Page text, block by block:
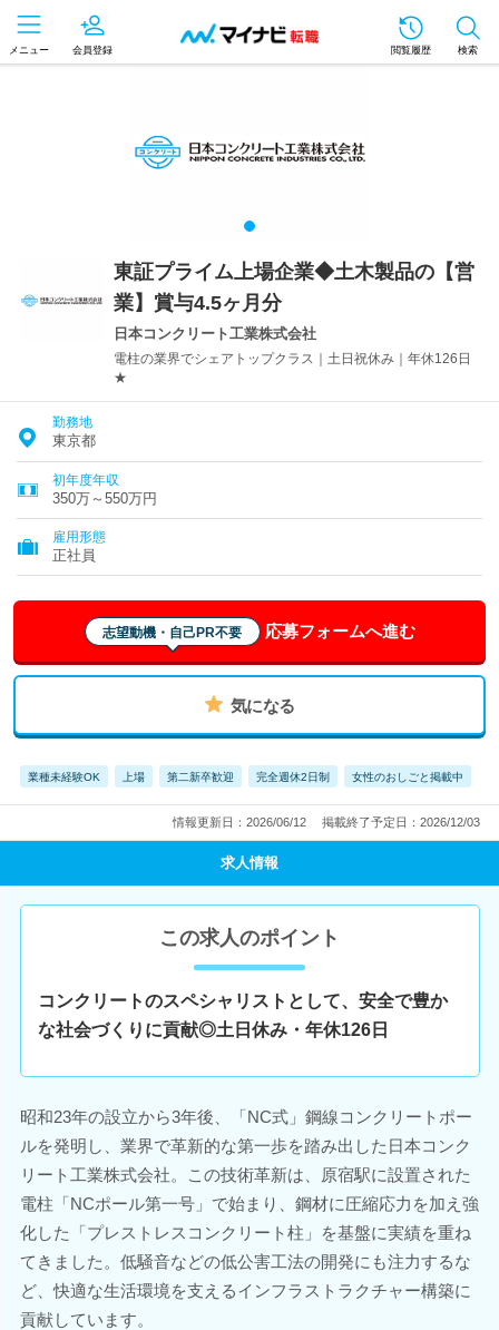
メニュー 会員登録 閲覧履歴 検索
東証プライム上場企業◆土木製品の【営
業】賞与4.5ヶ月分
日本コンクリート工業株式会社
電柱の業界でシェアトップクラス｜土日祝休み｜年休126日
★
勤務地
東京都
初年度年収
350万～550万円
雇用形態
正社員
志望動機・自己PR不要 応募フォームへ進む
気になる
業種未経験OK 上場 第二新卒歓迎 完全週休2日制 女性のおしごと掲載中
情報更新日：2026/06/12 掲載終了予定日：2026/12/03
求人情報
この求人のポイント
コンクリートのスペシャリストとして、安全で豊か
な社会づくりに貢献◎土日休み・年休126日
昭和23年の設立から3年後、「NC式」鋼線コンクリートポー
ルを発明し、業界で革新的な第一歩を踏み出した日本コンク
リート工業株式会社。この技術革新は、原宿駅に設置された
電柱「NCポール第一号」で始まり、鋼材に圧縮応力を加え強
化した「プレストレスコンクリート柱」を基盤に実績を重ね
てきました。低騒音などの低公害工法の開発にも注力するな
ど、快適な生活環境を支えるインフラストラクチャー構築に
貢献しています。